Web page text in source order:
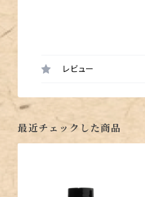
レビュー
最近チェックした商品